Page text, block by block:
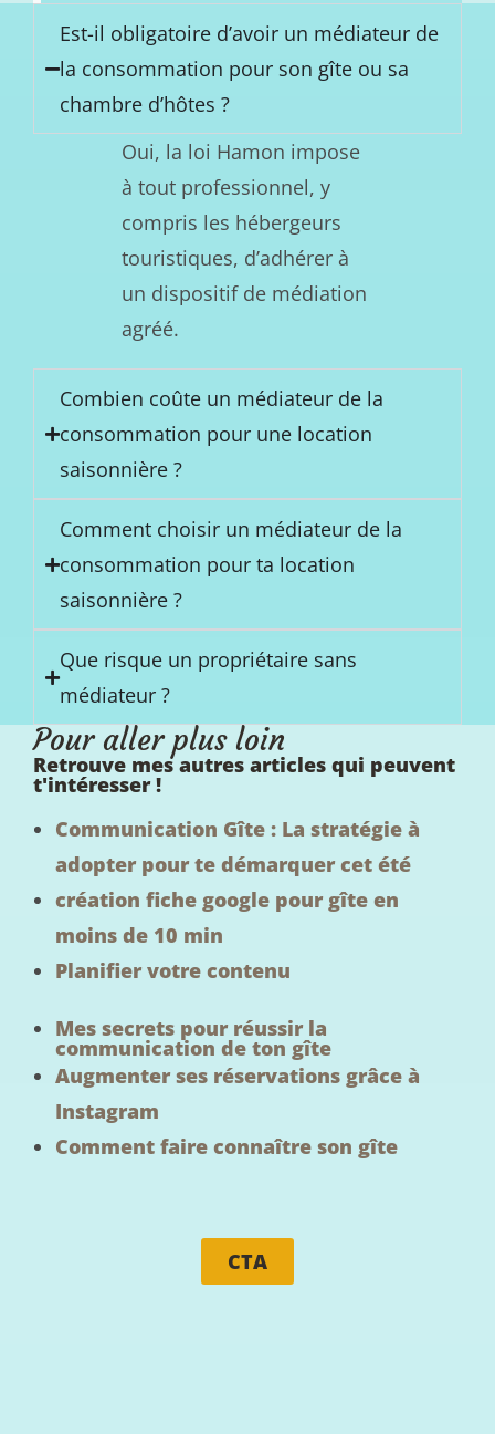
Est-il obligatoire d’avoir un médiateur de
la consommation pour son gîte ou sa
chambre d’hôtes ?
Oui, la loi Hamon impose
à tout professionnel, y
compris les hébergeurs
touristiques, d’adhérer à
un dispositif de médiation
agréé.
Combien coûte un médiateur de la
consommation pour une location
saisonnière ?
Comment choisir un médiateur de la
consommation pour ta location
saisonnière ?
Que risque un propriétaire sans
médiateur ?
Pour aller plus loin
Retrouve mes autres articles qui peuvent
t'intéresser !
Communication Gîte : La stratégie à
adopter pour te démarquer cet été
création fiche google pour gîte en
moins de 10 min
Planifier votre contenu
Mes secrets pour réussir la
communication de ton gîte
Augmenter ses réservations grâce à
Instagram
Comment faire connaître son gîte
CTA